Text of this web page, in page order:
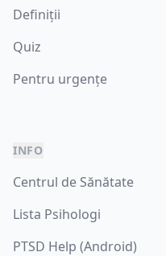
Definiții
Quiz
Pentru urgențe
INFO
Centrul de Sănătate
Lista Psihologi
PTSD Help (Android)